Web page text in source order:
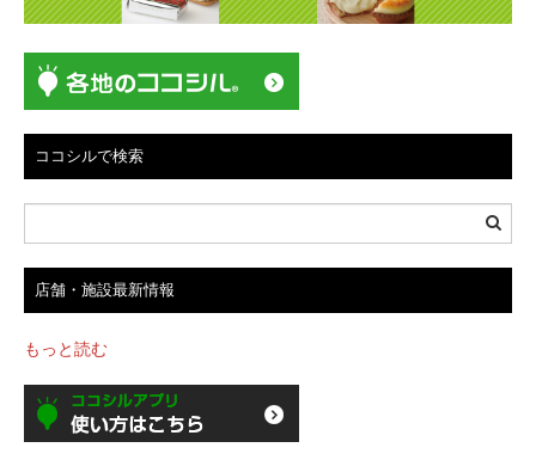
ココシルで検索
店舗・施設最新情報
もっと読む